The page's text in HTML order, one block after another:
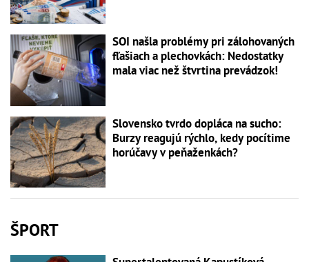
SOI našla problémy pri zálohovaných
fľašiach a plechovkách: Nedostatky
mala viac než štvrtina prevádzok!
Slovensko tvrdo dopláca na sucho:
Burzy reagujú rýchlo, kedy pocítime
horúčavy v peňaženkách?
ŠPORT